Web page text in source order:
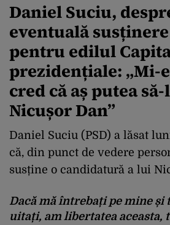
Daniel Suciu,
eventuală susținere
pentru edilul
prezidențiale: „Mi-
cred că aș putea
Nicușor Dan”
Daniel Suciu (PSD) a lăsat
că, din punct de vedere
susține o candidatură a lui
Dacă mă întrebați pe mine și
uitați, am libertatea aceasta,